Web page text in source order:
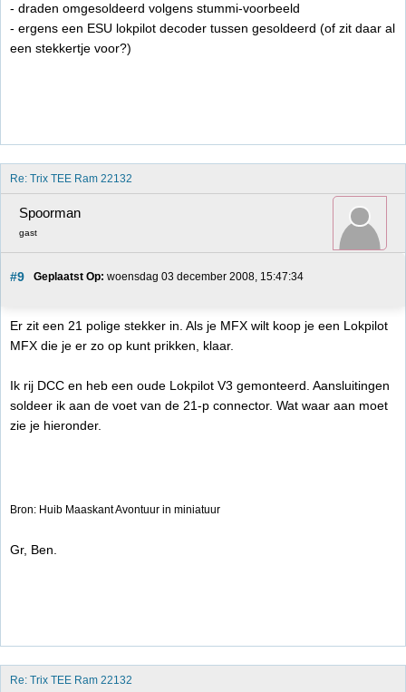
- draden omgesoldeerd volgens stummi-voorbeeld
- ergens een ESU lokpilot decoder tussen gesoldeerd (of zit daar al
een stekkertje voor?)
Re: Trix TEE Ram 22132
Spoorman
gast
#9 Geplaatst Op: woensdag 03 december 2008, 15:47:34
Er zit een 21 polige stekker in. Als je MFX wilt koop je een Lokpilot
MFX die je er zo op kunt prikken, klaar.
Ik rij DCC en heb een oude Lokpilot V3 gemonteerd. Aansluitingen
soldeer ik aan de voet van de 21-p connector. Wat waar aan moet
zie je hieronder.
Bron: Huib Maaskant Avontuur in miniatuur
Gr, Ben.
Re: Trix TEE Ram 22132